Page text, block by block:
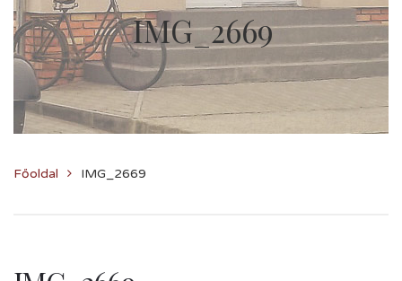
IMG_2669
Főoldal IMG_2669